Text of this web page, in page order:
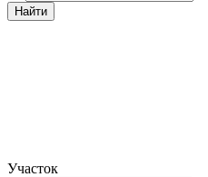
Найти
Участок